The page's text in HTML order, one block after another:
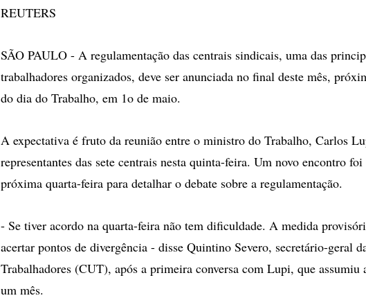
REUTERS
SÃO PAULO - A regulamentação das centrais sindicais, uma das
trabalhadores organizados, deve ser anunciada no final deste mês,
do dia do Trabalho, em 1o de maio.
A expectativa é fruto da reunião entre o ministro do Trabalho, Carlos
representantes das sete centrais nesta quinta-feira. Um novo encontro
próxima quarta-feira para detalhar o debate sobre a regulamentação.
- Se tiver acordo na quarta-feira não tem dificuldade. A medida
acertar pontos de divergência - disse Quintino Severo, secretário-geral
Trabalhadores (CUT), após a primeira conversa com Lupi, que assumiu
um mês.